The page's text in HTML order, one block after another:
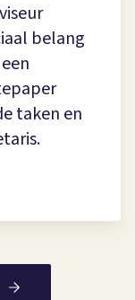
belang
taken en